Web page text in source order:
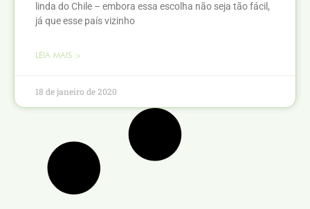
linda do Chile – embora essa escolha não seja tão fácil,
já que esse país vizinho
LEIA MAIS >
18 de janeiro de 2020